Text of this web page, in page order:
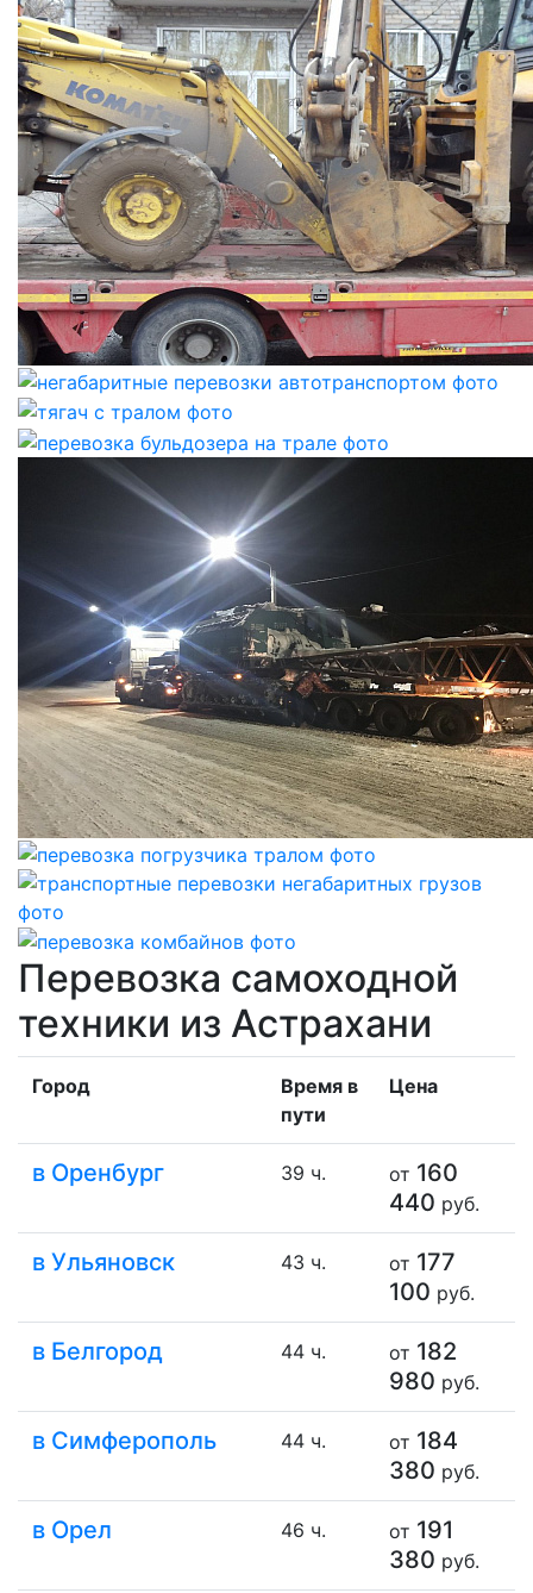
Перевозка самоходной
техники из Астрахани
Город
Время в
пути
Цена
в Оренбург 39 ч. от 160
440 руб.
в Ульяновск 43 ч. от 177
100 руб.
в Белгород 44 ч. от 182
980 руб.
в Симферополь 44 ч. от 184
380 руб.
в Орел 46 ч. от 191
380 руб.